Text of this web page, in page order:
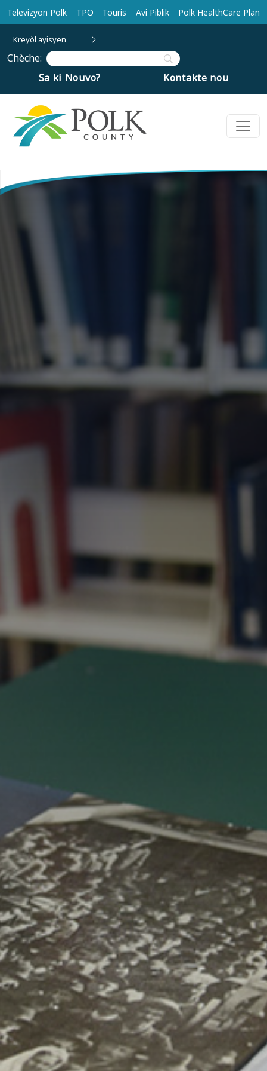
Ale nan kontni prensipal la
Televizyon Polk TPO Touris Avi Piblik Polk HealthCare Plan
Kreyòl ayisyen
Chèche:
Sa ki Nouvo?
Kontakte nou